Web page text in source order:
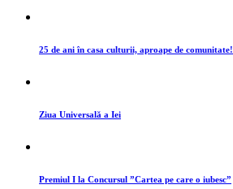
25 de ani în casa culturii, aproape de comunitate!
Ziua Universală a Iei
Premiul I la Concursul ”Cartea pe care o iubesc”